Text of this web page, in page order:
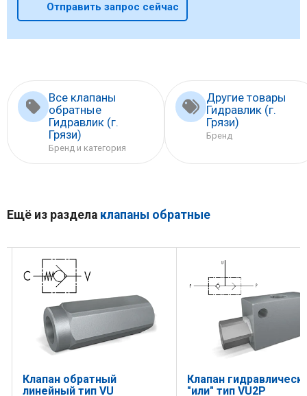
Отправить запрос сейчас
Все клапаны
обратные
Гидравлик (г.
Грязи)
Бренд и категория
Другие товары
Гидравлик (г.
Грязи)
Бренд
Ещё из раздела клапаны обратные
Клапан обратный
линейный тип VU
Клапан
"или" тип VU2P